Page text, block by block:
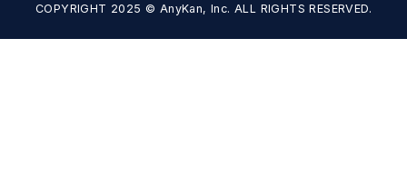
COPYRIGHT 2025 © AnyKan, Inc. ALL RIGHTS RESERVED.